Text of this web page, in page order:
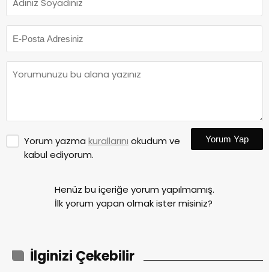
Yorum yazma kurallarını okudum ve
kabul ediyorum.
Yorum Yap
Henüz bu içeriğe yorum yapılmamış.
İlk yorum yapan olmak ister misiniz?
İlginizi Çekebilir